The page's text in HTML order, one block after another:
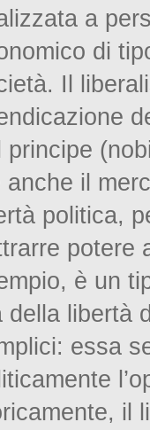
a
di
Il
principe
anche il
politica,
potere
è un
della libertà
essa
il